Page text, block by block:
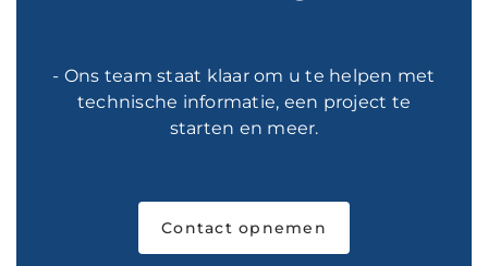
- Ons team staat klaar om u te helpen met
technische informatie, een project te
starten en meer.
Contact opnemen